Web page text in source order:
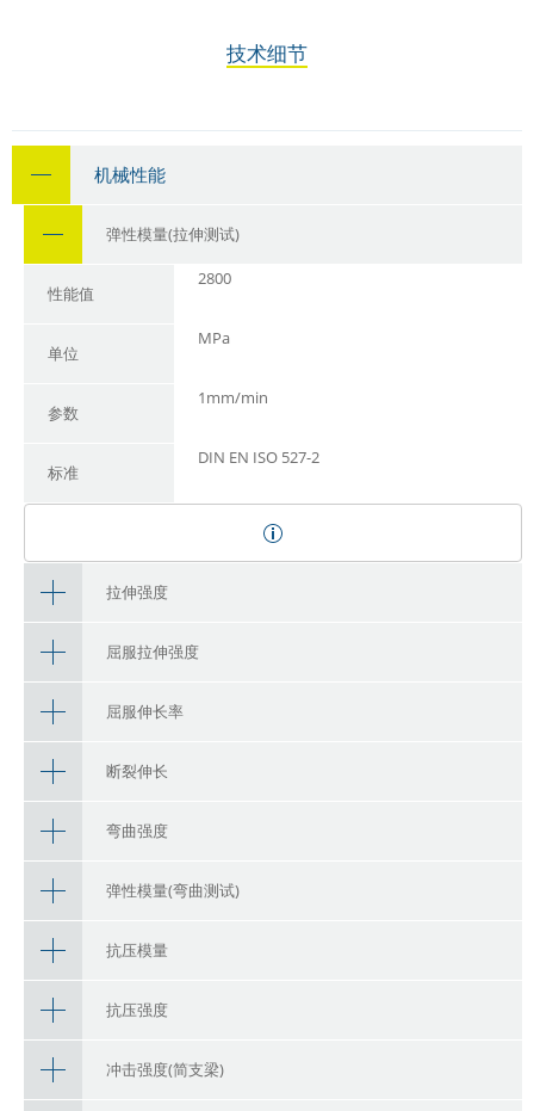
技术细节
机械性能
弹性模量(拉伸测试)
性能值
2800
单位
MPa
参数
1mm/min
标准
DIN EN ISO 527-2
拉伸强度
屈服拉伸强度
屈服伸长率
断裂伸长
弯曲强度
弹性模量(弯曲测试)
抗压模量
抗压强度
冲击强度(简支梁)